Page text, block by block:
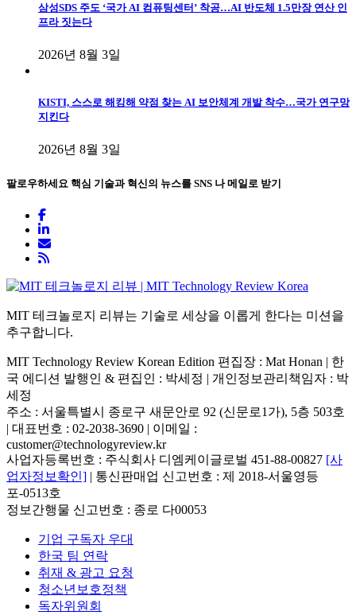
삼성SDS 주도 ‘국가 AI 컴퓨팅센터’ 착공…AI 반도체 1.5만장 연산 인
프라 짓는다
2026년 8월 3일
KISTI, 스스로 해킹해 약점 찾는 AI 보안체계 개발 착수…국가 연구망
지킨다
2026년 8월 3일
팔로우하세요 핵심 기술과 혁신의 뉴스를 SNS 나 메일로 받기
MIT 테크놀로지 리뷰는 기술로 세상을 이롭게 한다는 미션을
추구합니다.
MIT Technology Review Korean Edition 편집장 : Mat Honan | 한
국 에디션 발행인 & 편집인 : 박세정 | 개인정보관리책임자 : 박
세정
주소 : 서울특별시 종로구 새문안로 92 (신문로1가), 5층 503호
| 대표번호 : 02-2038-3690 | 이메일 :
customer@technologyreview.kr
사업자등록번호 : 주식회사 디엠케이글로벌 451-88-00827 [사
업자정보확인] | 통신판매업 신고번호 : 제 2018-서울영등
포-0513호
정보간행물 신고번호 : 종로 다00053
기업 구독자 우대
한국 팀 연락
취재 & 광고 요청
청소년보호정책
독자위원회